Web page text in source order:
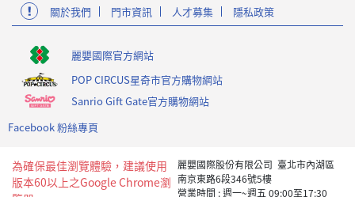
關於我們 門市資訊 人才募集 隱私政策
麗嬰國際官方網站
POP CIRCUS星奇市官方購物網站
Sanrio Gift Gate官方購物網站
Facebook 粉絲專頁
為確保最佳瀏覽體驗，建議使用
版本60以上之Google Chrome瀏
麗嬰國際股份有限公司 臺北市內湖區
南京東路6段346號5樓
營業時間 : 週一~週五 09:00至17:30